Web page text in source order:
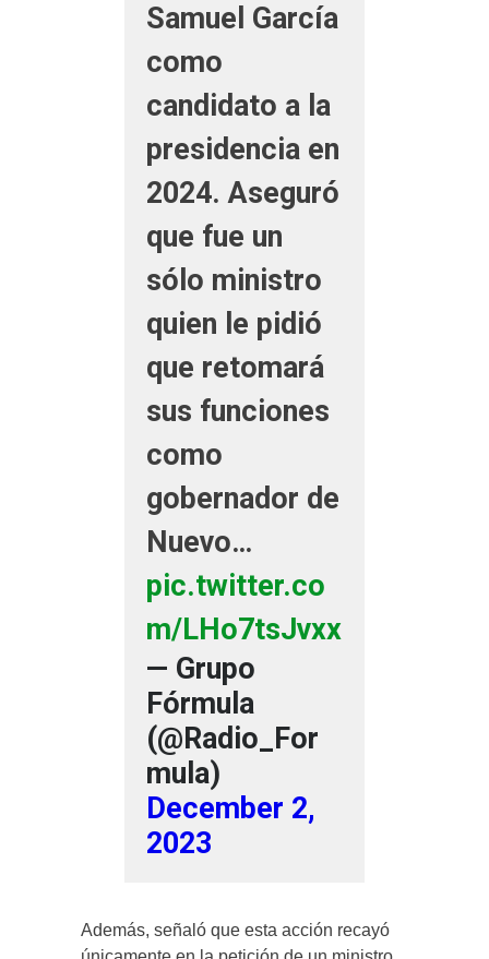
Samuel García
como
candidato a la
presidencia en
2024. Aseguró
que fue un
sólo ministro
quien le pidió
que retomará
sus funciones
como
gobernador de
Nuevo…
pic.twitter.co
m/LHo7tsJvxx
— Grupo
Fórmula
(@Radio_For
mula)
December 2,
2023
Además, señaló que esta acción recayó